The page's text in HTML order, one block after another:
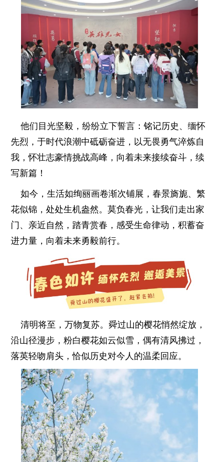
他们目光坚毅，纷纷立下誓言：铭记历史、缅怀
先烈，于时代浪潮中砥砺奋进，以无畏勇气淬炼自
我，怀壮志豪情挑战高峰，向着未来接续奋斗，续
写新篇！
如今，生活如绚丽画卷渐次铺展，春景旖旎、繁
花似锦，处处生机盎然。莫负春光，让我们走出家
门、亲近自然，踏青赏春，感受生命律动，积蓄奋
进力量，向着未来勇毅前行。
清明将至，万物复苏。舜过山的樱花悄然绽放，
沿山径漫步，粉白樱花如云似雪，偶有清风拂过，
落英轻吻肩头，恰似历史对今人的温柔回应。